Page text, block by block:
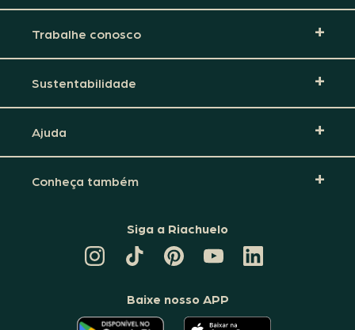
Trabalhe conosco
Sustentabilidade
Ajuda
Conheça também
Siga a Riachuelo
TIKTOK
DA
PINTEREST
DA
CANAL
DA
RIACHUELO
LINKEDIN
DA
Baixe nosso APP
O O